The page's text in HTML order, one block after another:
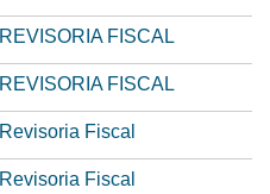
REVISORIA FISCAL
REVISORIA FISCAL
Revisoria Fiscal
Revisoria Fiscal